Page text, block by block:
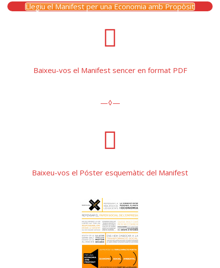
Llegiu el Manifest per una Economia amb Propòsit
Baixeu-vos el Manifest sencer en format PDF
—◊—
Baixeu-vos el Póster esquemàtic del Manifest